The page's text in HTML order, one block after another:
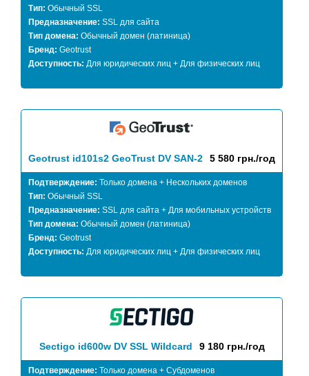
Тип: Обычный SSL
Предназначение: SSL для сайта
Тип домена: Обычный домен (латиница)
Бренд: Geotrust
Доступность: Для юридических лиц + Для физических лиц
Geotrust id101s2 GeoTrust DV SAN-2 5 580 грн./год
Подтверждение: Только домена + Нескольких доменов
Тип: Обычный SSL
Предназначение: SSL для сайта + Для мобильных устройств
Тип домена: Обычный домен (латиница)
Бренд: Geotrust
Доступность: Для юридических лиц + Для физических лиц
Sectigo id600w DV SSL Wildcard 9 180 грн./год
Подтверждение: Только домена + Субдоменов